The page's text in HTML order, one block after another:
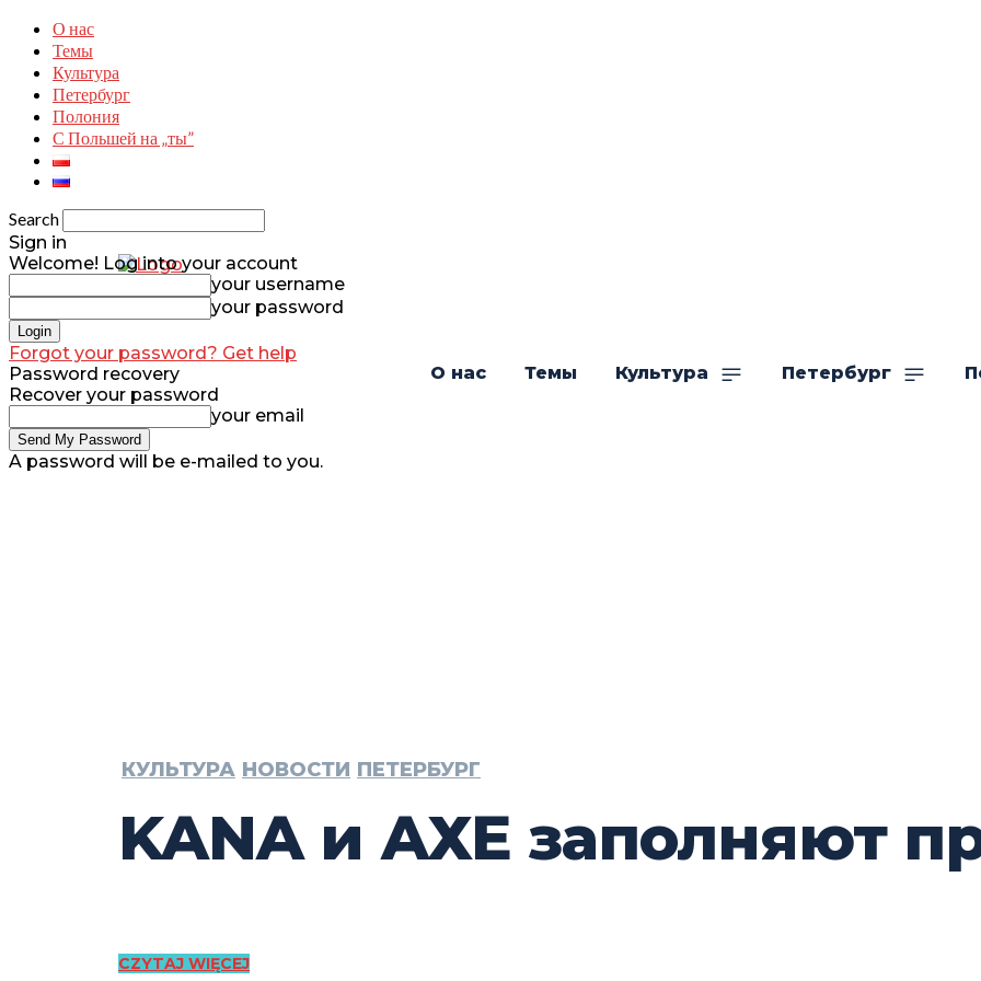
О нас
Темы
Культура
Петербург
Полония
С Польшей на „ты”
Search
О нас Темы Культура Петербург
Sign in
Welcome! Log into your account
your username
your password
Forgot your password? Get help
Password recovery
Recover your password
your email
A password will be e-mailed to you.
КУЛЬТУРА НОВОСТИ ПЕТЕРБУРГ
KANA и АХЕ заполняют
CZYTAJ WIĘCEJ